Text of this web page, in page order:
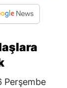
Perşembe